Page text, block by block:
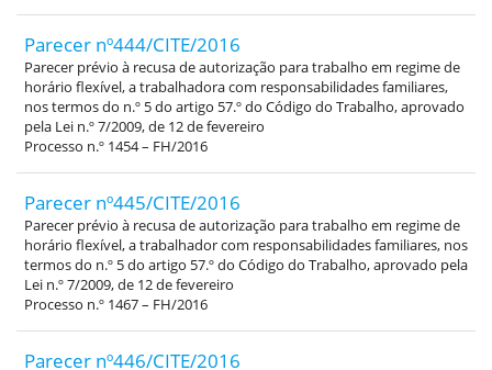
Parecer nº444/CITE/2016
Parecer prévio à recusa de autorização para trabalho em regime de
horário flexível, a trabalhadora com responsabilidades familiares,
nos termos do n.º 5 do artigo 57.º do Código do Trabalho, aprovado
pela Lei n.º 7/2009, de 12 de fevereiro
Processo n.º 1454 – FH/2016
Parecer nº445/CITE/2016
Parecer prévio à recusa de autorização para trabalho em regime de
horário flexível, a trabalhador com responsabilidades familiares, nos
termos do n.º 5 do artigo 57.º do Código do Trabalho, aprovado pela
Lei n.º 7/2009, de 12 de fevereiro
Processo n.º 1467 – FH/2016
Parecer nº446/CITE/2016